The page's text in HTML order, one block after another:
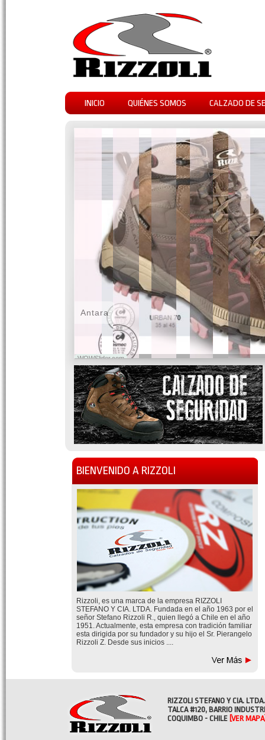
INICIO QUIÉNES SOMOS CALZADO DE
WOWSlider.com
Antara
BIENVENIDO A RIZZOLI
Rizzoli, es una marca de la empresa RIZZOLI
STEFANO Y CIA. LTDA. Fundada en el año 1963 por el
señor Stefano Rizzoli R., quien llegó a Chile en el año
1951. Actualmente, esta empresa con tradición familiar
esta dirigida por su fundador y su hijo el Sr. Pierangelo
Rizzoli Z. Desde sus inicios ....
RIZZOLI STEFANO Y CIA. LTDA.
TALCA #120, BARRIO
COQUIMBO - CHILE [VER